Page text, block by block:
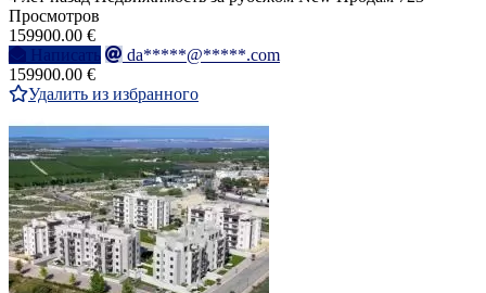
Просмотров
159900.00 €
Написать
da*****@*****.com
159900.00 €
Удалить из избранного